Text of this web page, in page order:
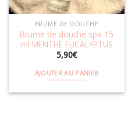
BRUME DE DOUCHE
Brume de douche spa 15
ml MENTHE EUCALYPTUS
5,90€
AJOUTER AU PANIER